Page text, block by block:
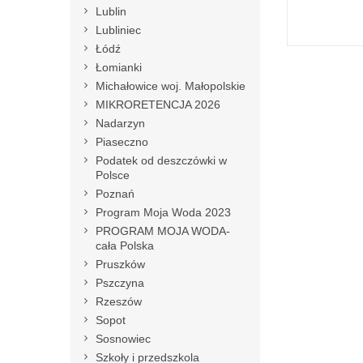
Lublin
Lubliniec
Łódź
Łomianki
Michałowice woj. Małopolskie
MIKRORETENCJA 2026
Nadarzyn
Piaseczno
Podatek od deszczówki w
Polsce
Poznań
Program Moja Woda 2023
PROGRAM MOJA WODA-
cała Polska
Pruszków
Pszczyna
Rzeszów
Sopot
Sosnowiec
Szkoły i przedszkola